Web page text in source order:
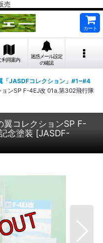
売
カート
利用案内
迷惑メール設定
の確認
「JASDFコレクション」#1~#4
ンSP F-4EJ改 01a.第302飛行隊
翼コレクションSP F-
念塗装 [JASDF-